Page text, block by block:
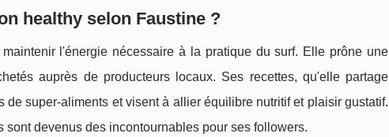
healthy selon Faustine ?
l'énergie nécessaire à la pratique du surf. Elle prône une
auprès de producteurs locaux. Ses recettes, qu'elle partage
super-aliments et visent à allier équilibre nutritif et plaisir gustatif.
devenus des incontournables pour ses followers.